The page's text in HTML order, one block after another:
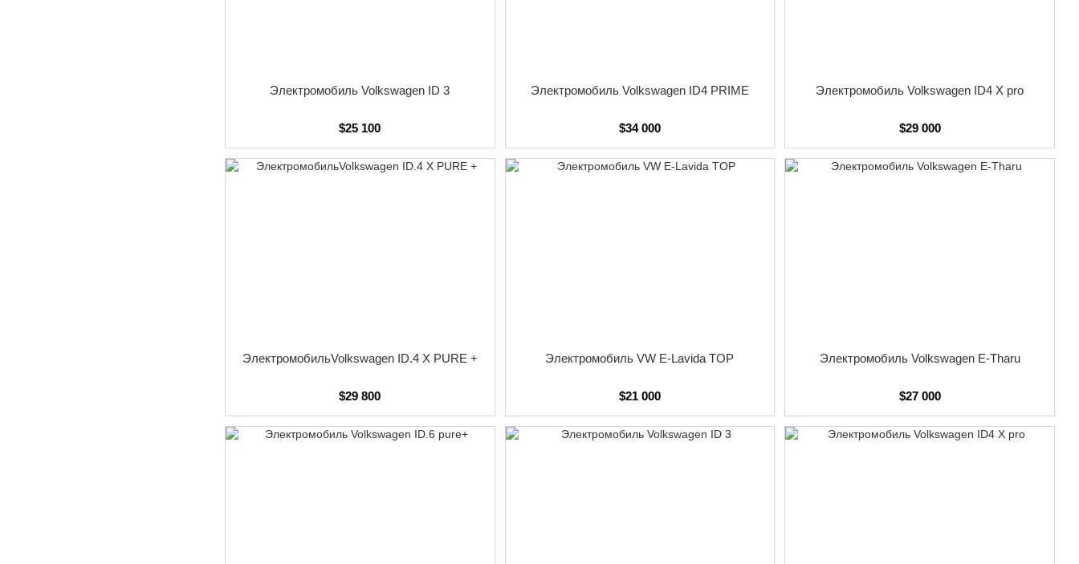
Электромобиль Volkswagen ID 3
$25 100
Электромобиль Volkswagen ID4 PRIME
$34 000
Электромобиль Volkswagen ID4 X pro
$29 000
ЭлектромобильVolkswagen ID.4 X PURE +
$29 800
Электромобиль VW E-Lavida TOP
$21 000
Электромобиль Volkswagen E-Tharu
$27 000